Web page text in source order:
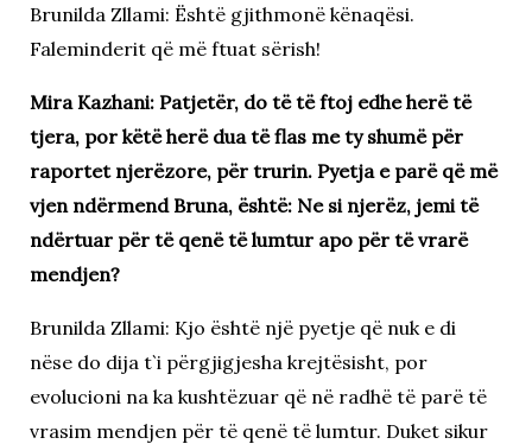
Brunilda Zllami: Është gjithmonë kënaqësi.
Faleminderit që më ftuat sërish!
Mira Kazhani: Patjetër, do të të ftoj edhe herë të
tjera, por këtë herë dua të flas me ty shumë për
raportet njerëzore, për trurin. Pyetja e parë që më
vjen ndërmend Bruna, është: Ne si njerëz, jemi të
ndërtuar për të qenë të lumtur apo për të vrarë
mendjen?
Brunilda Zllami: Kjo është një pyetje që nuk e di
nëse do dija t`i përgjigjesha krejtësisht, por
evolucioni na ka kushtëzuar që në radhë të parë të
vrasim mendjen për të qenë të lumtur. Duket sikur